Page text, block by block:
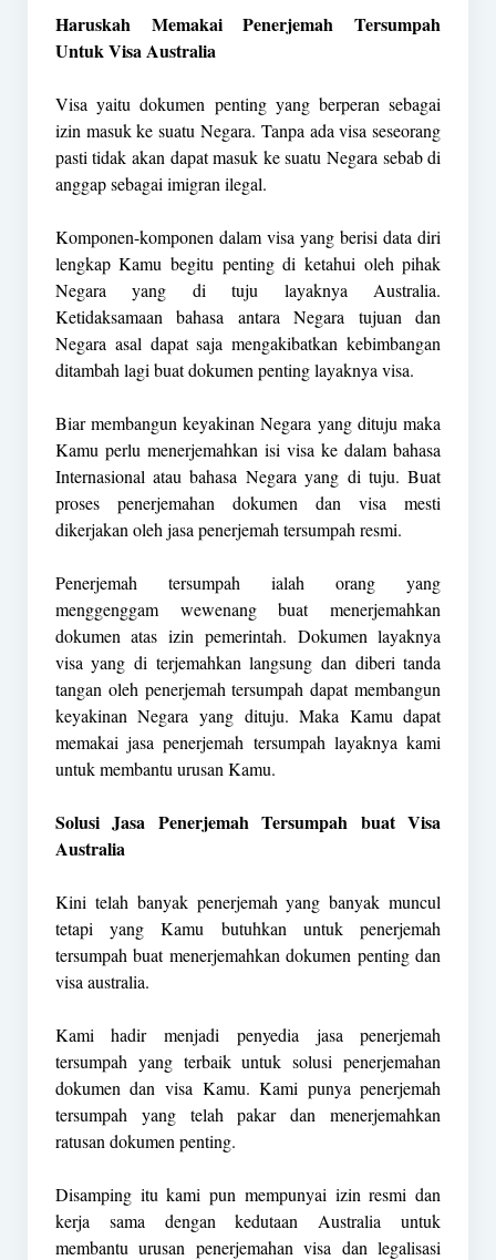
Haruskah Memakai Penerjemah Tersumpah
Untuk Visa Australia
Visa yaitu dokumen penting yang berperan sebagai
izin masuk ke suatu Negara. Tanpa ada visa seseorang
pasti tidak akan dapat masuk ke suatu Negara sebab di
anggap sebagai imigran ilegal.
Komponen-komponen dalam visa yang berisi data diri
lengkap Kamu begitu penting di ketahui oleh pihak
Negara yang di tuju layaknya Australia.
Ketidaksamaan bahasa antara Negara tujuan dan
Negara asal dapat saja mengakibatkan kebimbangan
ditambah lagi buat dokumen penting layaknya visa.
Biar membangun keyakinan Negara yang dituju maka
Kamu perlu menerjemahkan isi visa ke dalam bahasa
Internasional atau bahasa Negara yang di tuju. Buat
proses penerjemahan dokumen dan visa mesti
dikerjakan oleh jasa penerjemah tersumpah resmi.
Penerjemah tersumpah ialah orang yang
menggenggam wewenang buat menerjemahkan
dokumen atas izin pemerintah. Dokumen layaknya
visa yang di terjemahkan langsung dan diberi tanda
tangan oleh penerjemah tersumpah dapat membangun
keyakinan Negara yang dituju. Maka Kamu dapat
memakai jasa penerjemah tersumpah layaknya kami
untuk membantu urusan Kamu.
Solusi Jasa Penerjemah Tersumpah buat Visa
Australia
Kini telah banyak penerjemah yang banyak muncul
tetapi yang Kamu butuhkan untuk penerjemah
tersumpah buat menerjemahkan dokumen penting dan
visa australia.
Kami hadir menjadi penyedia jasa penerjemah
tersumpah yang terbaik untuk solusi penerjemahan
dokumen dan visa Kamu. Kami punya penerjemah
tersumpah yang telah pakar dan menerjemahkan
ratusan dokumen penting.
Disamping itu kami pun mempunyai izin resmi dan
kerja sama dengan kedutaan Australia untuk
membantu urusan penerjemahan visa dan legalisasi